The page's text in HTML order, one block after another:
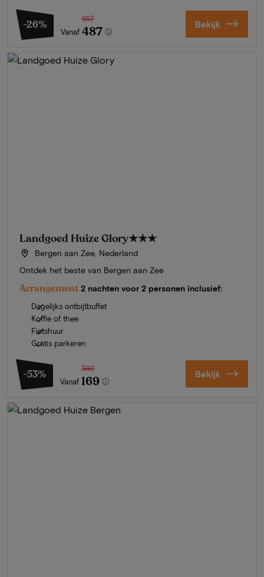
-26%
Vanaf
657
487 Bekijk
Landgoed Huize Glory★★★
Bergen aan Zee, Nederland
Ontdek het beste van Bergen aan Zee
Arrangement 2 nachten voor 2 personen inclusief:
Dagelijks ontbijtbuffet
Koffie of thee
Fietshuur
Gratis parkeren
-53%
Vanaf
360
169 Bekijk